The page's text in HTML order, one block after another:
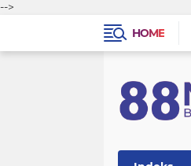
-->
HOME